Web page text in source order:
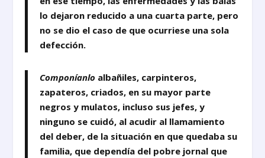
lo dejaron reducido a una cuarta parte, pero
no se dio el caso de que ocurriese una sola
defección.
Componíanlo albañiles, carpinteros,
zapateros, criados, en su mayor parte
negros y mulatos, incluso sus jefes, y
ninguno se cuidó, al acudir al llamamiento
del deber, de la situación en que quedaba su
familia, que dependía del pobre jornal que